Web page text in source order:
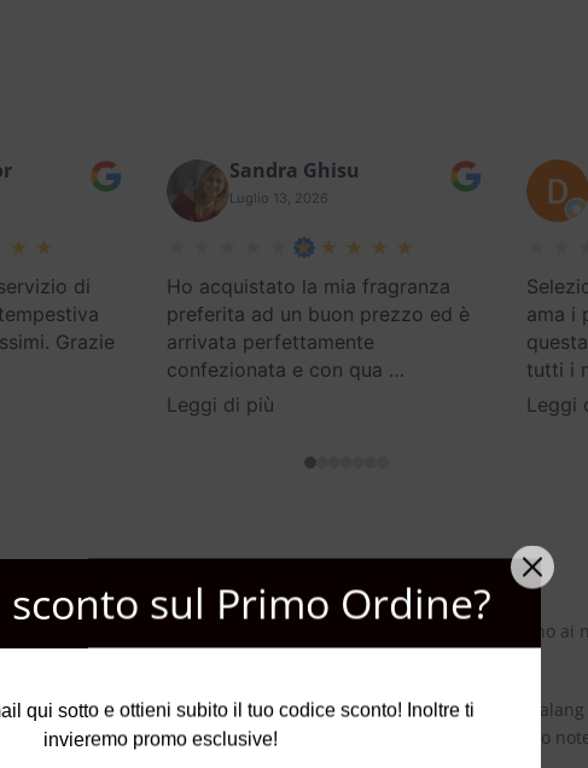
di
Grazie
Sandra Ghisu
Luglio 13, 2026
Ho acquistato la mia fragranza
preferita ad un buon prezzo ed è
arrivata perfettamente
confezionata e con qua …
Leggi di più
ama i
tutti i
Leggi
che lo rappresenti. Queste oasi verdivi serenità, regalano ai
con un tocco verde tenue. Gocce di di narciso miscelato a
bouquet che ricorda la New York in fiore, è sostenuto e arricchito
sul Primo Ordine?
qui sotto e ottieni subito il tuo codice sconto! Inoltre ti
invieremo promo esclusive!